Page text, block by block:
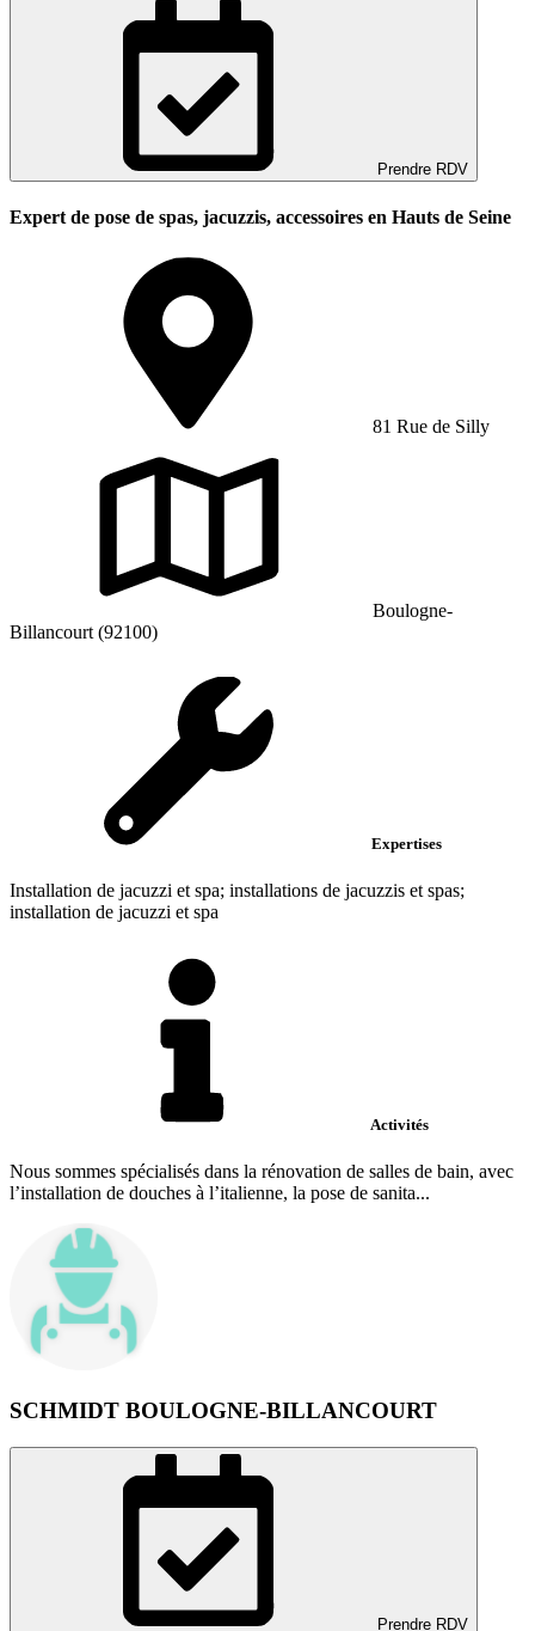
Prendre RDV
Expert de pose de spas, jacuzzis, accessoires en Hauts de Seine
81 Rue de Silly
Boulogne-
Billancourt (92100)
Expertises
Installation de jacuzzi et spa; installations de jacuzzis et spas;
installation de jacuzzi et spa
Activités
Nous sommes spécialisés dans la rénovation de salles de bain, avec
l’installation de douches à l’italienne, la pose de sanita...
SCHMIDT BOULOGNE-BILLANCOURT
Prendre RDV